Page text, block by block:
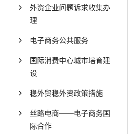
外资企业问题诉求收集办
理
电子商务公共服务
国际消费中心城市培育建
设
稳外贸稳外资政策措施
丝路电商——电子商务国
际合作